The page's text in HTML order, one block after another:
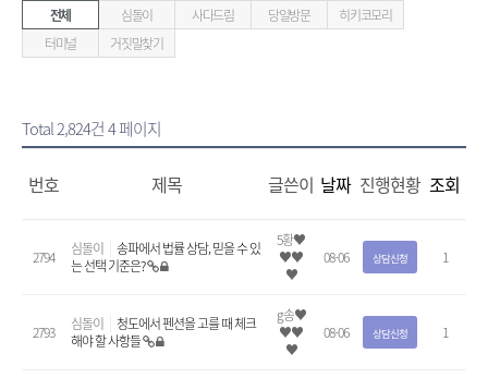
전체 심돌이 사다드림 당일방문
히키코모리
터미널
거짓말찾기
Total 2,824건4 페이지
번호 제목 글쓴이 날짜 진행현황 조회
2794 심돌이
송파에서 법률 상담, 믿을 수 있
는 선택 기준은?
5황♥
♥♥
♥
08-06 상담신청 1
2793 심돌이
청도에서 펜션을 고를 때 체크
해야 할 사항들
g송♥
♥♥
♥
08-06 상담신청 1